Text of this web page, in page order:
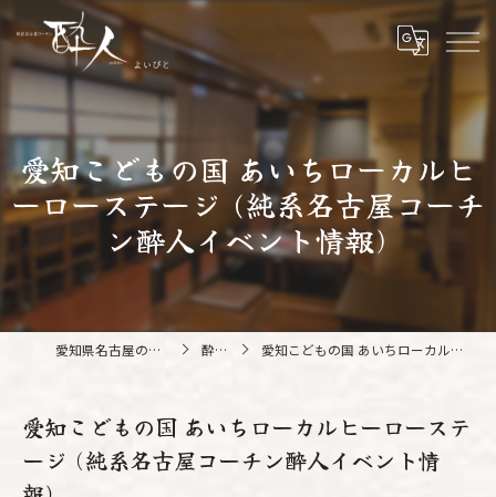
愛知こどもの国 あいちローカルヒ
ーローステージ (純系名古屋コーチ
ン酔人イベント情報)
愛知県名古屋の鍋なら純系名古屋コーチン 酔人 酔人ブログ 愛知こどもの国 あいちローカルヒーローステージ (純系名古屋コーチン酔人イベント情報)
愛知こどもの国 あいちローカルヒーローステ
ージ (純系名古屋コーチン酔人イベント情